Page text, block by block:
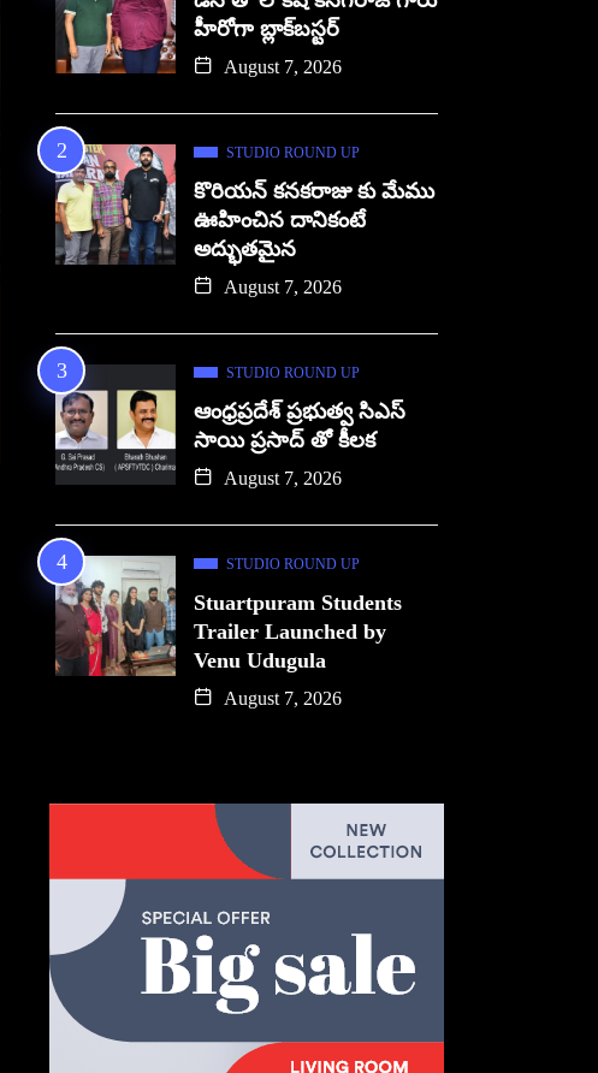
హీరోగా బ్లాక్‌బస్టర్
August 7, 2026
STUDIO ROUND UP
కొరియన్ కనకరాజు కు మేము
ఊహించిన దానికంటే
అద్భుతమైన
August 7, 2026
STUDIO ROUND UP
ఆంధ్రప్రదేశ్ ప్రభుత్వ సిఎస్
సాయి ప్రసాద్ తో కీలక
August 7, 2026
STUDIO ROUND UP
Stuartpuram Students
Trailer Launched by
Venu Udugula
August 7, 2026